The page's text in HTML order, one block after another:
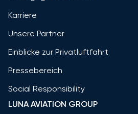
Karriere
Unsere Partner
Einblicke zur Privatluftfahrt
Pressebereich
Social Responsibility
LUNA AVIATION GROUP